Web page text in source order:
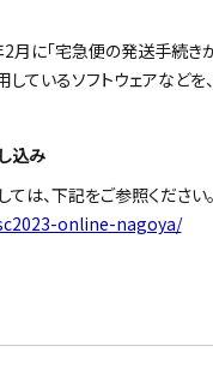
月に「宅急便の発送手続き
しているソフトウェアなど
込み
は、下記をご参照ください。
online-nagoya/